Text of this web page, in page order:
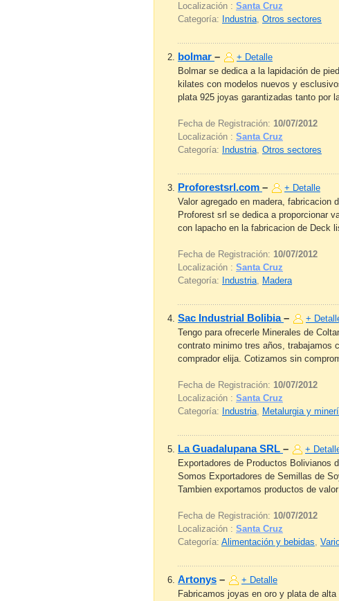
Localización : Santa Cruz
Categoría: Industria, Otros sectores
bolmar –
+ Detalle
Bolmar se dedica a la lapidación de
kilates con modelos nuevos y
plata 925 joyas garantizadas tanto por
Fecha de Registración: 10/07/2012
Localización : Santa Cruz
Categoría: Industria, Otros sectores
Proforestsrl.com –
+ Detalle
Valor agregado en madera, fabricacion
Proforest srl se dedica a proporcionar
con lapacho en la fabricacion de Deck
Fecha de Registración: 10/07/2012
Localización : Santa Cruz
Categoría: Industria, Madera
Sac Industrial Bolibia–
+
Tengo para ofrecerle Minerales de
contrato minimo tres años, trabajamos
comprador elija. Cotizamos sin
Fecha de Registración: 10/07/2012
Localización : Santa Cruz
Categoría: Industria, Metalurgia y
La Guadalupana SRL –
+
Exportadores de Productos Bolivianos
Somos Exportadores de Semillas de
Tambien exportamos productos de
Fecha de Registración: 10/07/2012
Localización : Santa Cruz
Categoría: Alimentación y bebidas,
Artonys –
+ Detalle
Fabricamos joyas en oro y plata de